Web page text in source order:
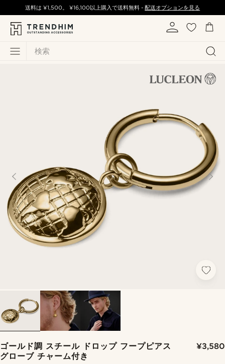
検索
送料は ¥1,500。 ¥16,100以上購入で送料無料 -配送オプションを見る
ゴールド調 スチール ドロップ フープピアス
グローブ チャーム付き
¥3,580